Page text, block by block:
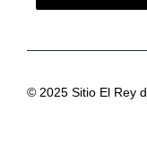
© 2025 Sitio El Rey